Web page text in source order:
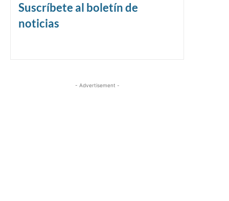
Suscríbete al boletín de
noticias
- Advertisement -